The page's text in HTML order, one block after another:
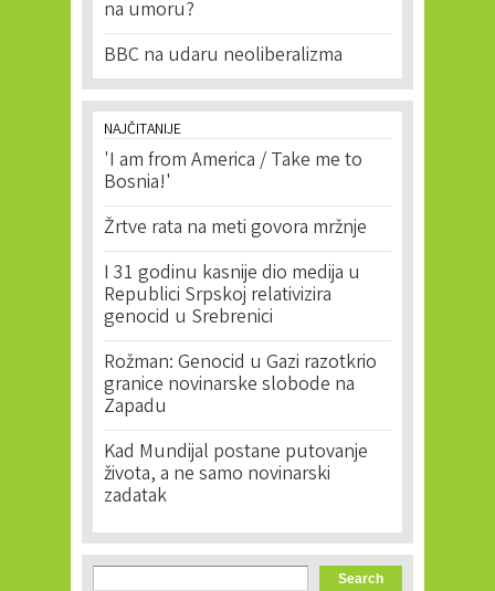
na umoru?
BBC na udaru neoliberalizma
NAJČITANIJE
'I am from America / Take me to
Bosnia!'
Žrtve rata na meti govora mržnje
I 31 godinu kasnije dio medija u
Republici Srpskoj relativizira
genocid u Srebrenici
Rožman: Genocid u Gazi razotkrio
granice novinarske slobode na
Zapadu
Kad Mundijal postane putovanje
života, a ne samo novinarski
zadatak
Search